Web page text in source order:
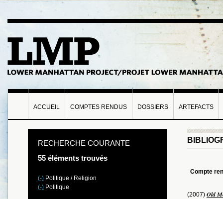
ACCUEIL COMPTES RENDUS DOSSIERS ARTEFACTS
Compte
(2007) Old
RECHERCHE COURANTE
55 éléments trouvés
(-) Politique / Religion
(-) Politique